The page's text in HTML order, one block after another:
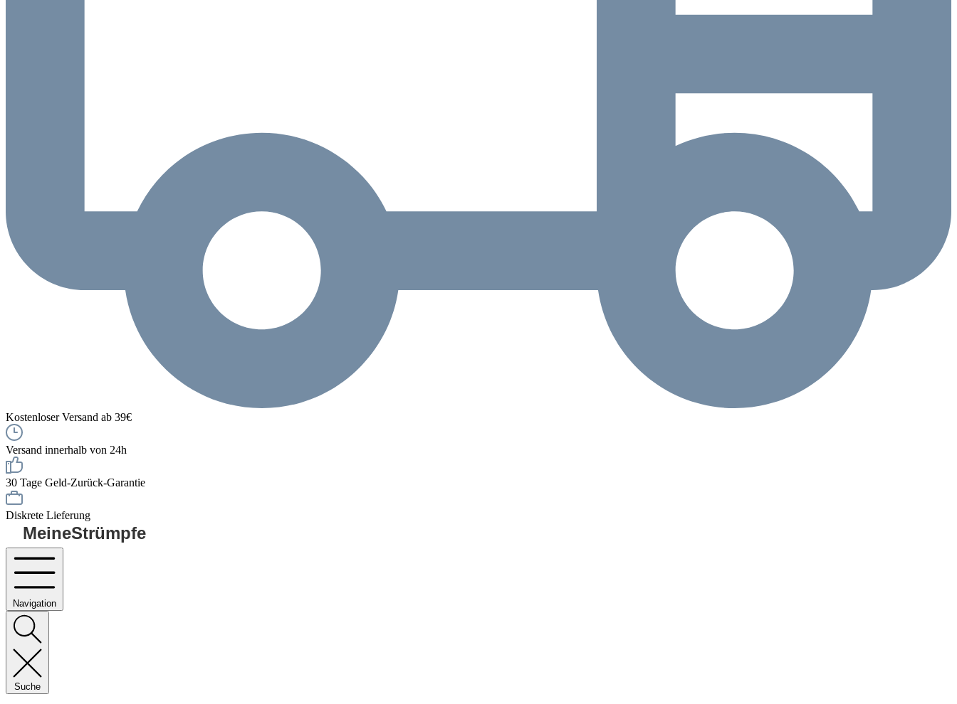
Kostenloser Versand ab 39€
Versand innerhalb von 24h
30 Tage Geld-Zurück-Garantie
Diskrete Lieferung
MeineStrümpfe
Navigation
Suche